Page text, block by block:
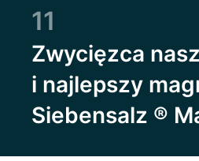
11
Zwycięzca
i najlepszy
Siebensalz ®